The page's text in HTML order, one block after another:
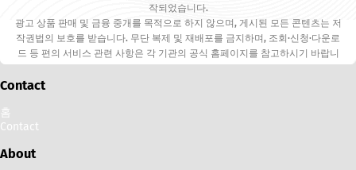
작되었습니다.
광고 상품 판매 및 금융 중개를 목적으로 하지 않으며, 게시된 모든 콘텐츠는 저
작권법의 보호를 받습니다. 무단 복제 및 재배포를 금지하며, 조회·신청·다운로
드 등 편의 서비스 관련 사항은 각 기관의 공식 홈페이지를 참고하시기 바랍니
Contact
홈
Contact
About